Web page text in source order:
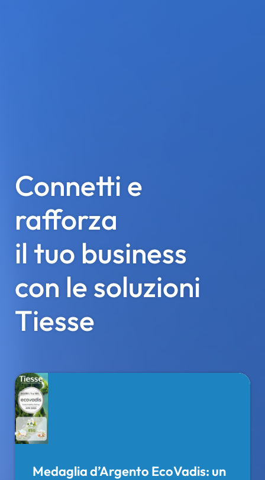
Connetti e
rafforza
il tuo business
con le soluzioni
Tiesse
Medaglia d’Argento EcoVadis: un